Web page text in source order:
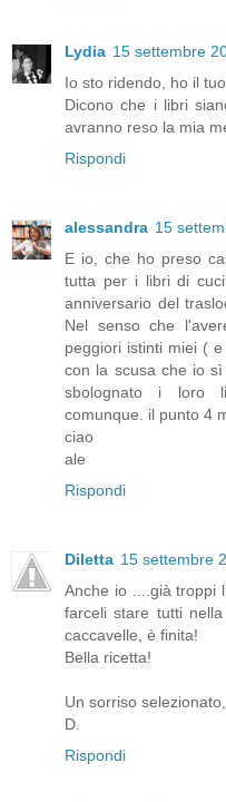
Lydia 15 settembre
Io sto ridendo, ho il
Dicono che i libri
avranno reso la mia
Rispondi
alessandra 15
E io, che ho preso
tutta per i libri di
anniversario del
Nel senso che
peggiori istinti miei (
con la scusa che io
sbolognato i loro
comunque. il punto 4
ciao
ale
Rispondi
Diletta 15 settembre
Anche io ....già troppi
farceli stare tutti
caccavelle, è finita!
Bella ricetta!
Un sorriso selezionato,
D.
Rispondi